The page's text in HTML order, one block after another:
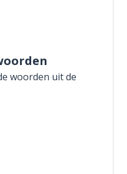
woorden uit de